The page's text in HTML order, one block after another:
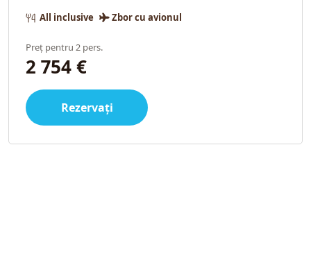
All inclusive
Zbor cu avionul
Preț pentru 2 pers.
2 754 €
Rezervați